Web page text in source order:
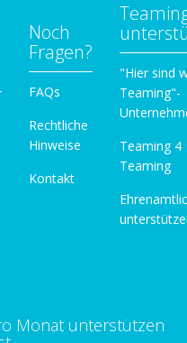
Noch
Fragen?
FAQs
Rechtliche
Hinweise
Kontakt
"Hier sind
Teaming"-
Teaming 4
Teaming
Monat unterstützen